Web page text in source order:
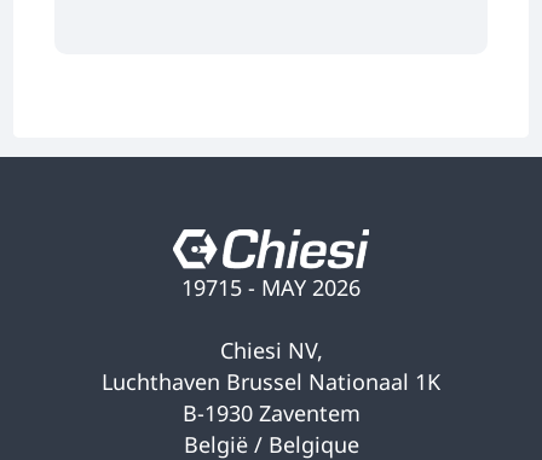
19715 - MAY 2026
Chiesi NV,
Luchthaven Brussel Nationaal 1K
B-1930 Zaventem
België / Belgique